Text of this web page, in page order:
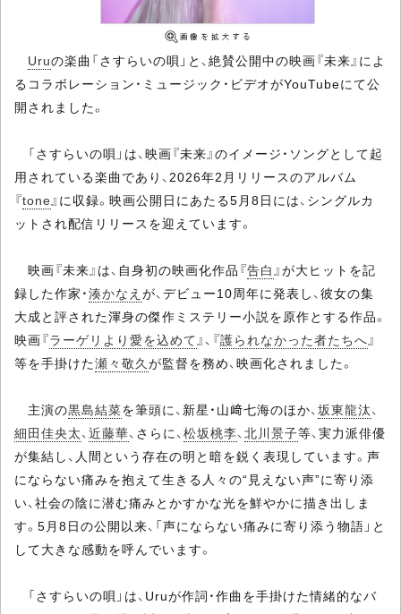
Uruの楽曲「さすらいの唄」と、絶賛公開中の映画『未来』によ
るコラボレーション・ミュージック・ビデオがYouTubeにて公
開されました。
「さすらいの唄」は、映画『未来』のイメージ・ソングとして起
用されている楽曲であり、2026年2月リリースのアルバム
『tone 』に収録。映画公開日にあたる5月8日には、シングルカ
ットされ配信リリースを迎えています。
映画『未来』は、自身初の映画化作品『告白 』が大ヒットを記
録した作家・湊かなえ が、デビュー10周年に発表し、彼女の集
大成と評された渾身の傑作ミステリー小説を原作とする作品。
映画『ラーゲリより愛を込めて 』、『護られなかった者たちへ 』
等を手掛けた瀬々敬久 が監督を務め、映画化されました。
主演の黒島結菜を筆頭に、新星・山﨑七海のほか、 坂東龍汰、
細田佳央太、 近藤華、さらに、 松坂桃李、 北川景子等、実力派俳優
が集結し、人間という存在の明と暗を鋭く表現しています。声
にならない痛みを抱えて生きる人々の“見えない声”に寄り添
い、社会の陰に潜む痛みとかすかな光を鮮やかに描き出しま
す。5月8日の公開以来、「声にならない痛みに寄り添う物語」と
して大きな感動を呼んでいます。
「さすらいの唄」は、Uruが作詞・作曲を手掛けた情緒的なバ